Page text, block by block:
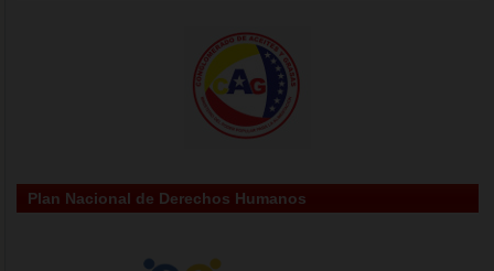
Plan Nacional de Derechos Humanos